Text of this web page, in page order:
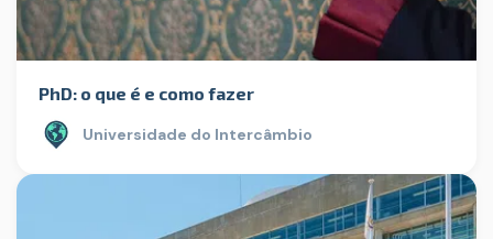
PhD: o que é e como fazer
Universidade do Intercâmbio